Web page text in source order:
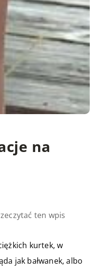
na
ten wpis
kurtek, w
jak bałwanek, albo